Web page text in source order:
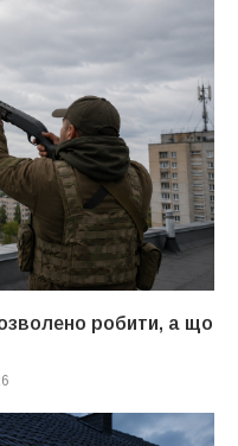
робити, а що